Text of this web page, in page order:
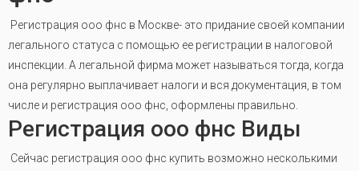
Регистрация ооо фнс в Москве- это придание своей компании
легального статуса с помощью ее регистрации в налоговой
инспекции. А легальной фирма может называться тогда, когда
она регулярно выплачивает налоги и вся документация, в том
числе и регистрация ооо фнс, оформлены правильно.
Регистрация ооо фнс Виды
Сейчас регистрация ооо фнс купить возможно несколькими